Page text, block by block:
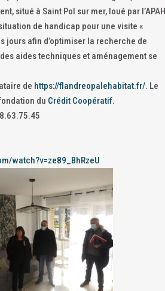
situé à Saint Pol sur mer, loué par
de handicap pour une visite «
jours afin d’optimiser la recherche de
aides techniques et aménagement se
de https://flandreopalehabitat.fr/. Le
du Crédit Coopératif.
watch?v=ze89_BhRzeU